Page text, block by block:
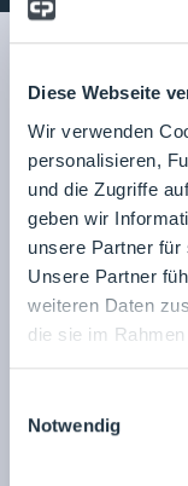
Diese Webseite
Wir verwenden
personalisieren,
und die Zugriffe
geben wir
unsere Partner für
Unsere Partner
weiteren Daten
die sie im
Notwendig
Location
Seifenfabrik
Angergasse 43
8010 Graz
Österreich
Hallenplan